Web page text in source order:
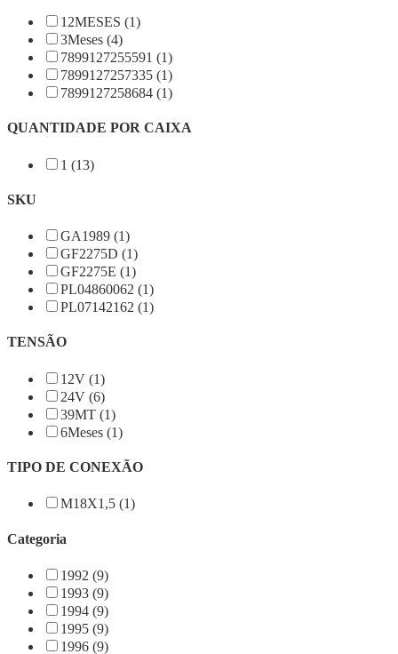
12MESES (1)
3Meses (4)
7899127255591 (1)
7899127257335 (1)
7899127258684 (1)
QUANTIDADE POR CAIXA
1 (13)
SKU
GA1989 (1)
GF2275D (1)
GF2275E (1)
PL04860062 (1)
PL07142162 (1)
TENSÃO
12V (1)
24V (6)
39MT (1)
6Meses (1)
TIPO DE CONEXÃO
M18X1,5 (1)
Categoria
1992 (9)
1993 (9)
1994 (9)
1995 (9)
1996 (9)